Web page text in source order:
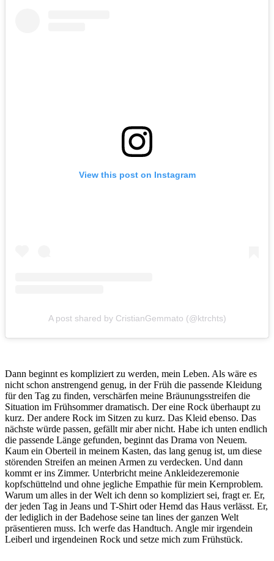
View this post on Instagram
A post shared by CristianGemmato (@ktrchts)
Dann beginnt es kompliziert zu werden, mein Leben. Als wäre es
nicht schon anstrengend genug, in der Früh die passende Kleidung
für den Tag zu finden, verschärfen meine Bräunungsstreifen die
Situation im Frühsommer dramatisch. Der eine Rock überhaupt zu
kurz. Der andere Rock im Sitzen zu kurz. Das Kleid ebenso. Das
nächste würde passen, gefällt mir aber nicht. Habe ich unten endlich
die passende Länge gefunden, beginnt das Drama von Neuem.
Kaum ein Oberteil in meinem Kasten, das lang genug ist, um diese
störenden Streifen an meinen Armen zu verdecken. Und dann
kommt er ins Zimmer. Unterbricht meine Ankleidezeremonie
kopfschüttelnd und ohne jegliche Empathie für mein Kernproblem.
Warum um alles in der Welt ich denn so kompliziert sei, fragt er. Er,
der jeden Tag in Jeans und T-Shirt oder Hemd das Haus verlässt. Er,
der lediglich in der Badehose seine tan lines der ganzen Welt
präsentieren muss. Ich werfe das Handtuch. Angle mir irgendein
Leiberl und irgendeinen Rock und setze mich zum Frühstück.